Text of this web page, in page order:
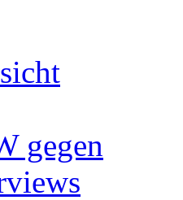
gegen